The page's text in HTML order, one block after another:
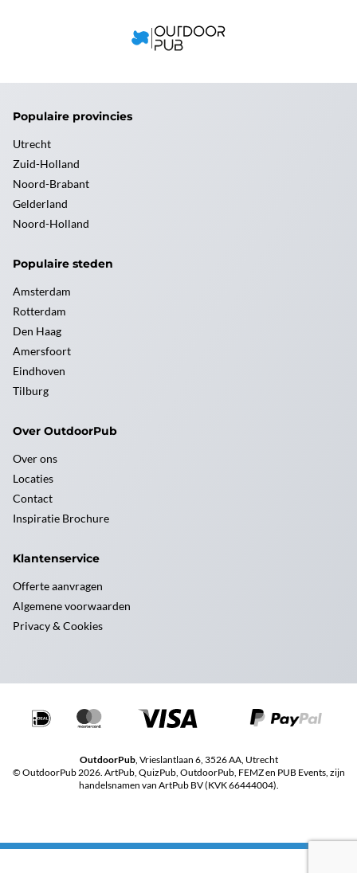
Populaire provincies
Utrecht
Zuid-Holland
Noord-Brabant
Gelderland
Noord-Holland
Populaire steden
Amsterdam
Rotterdam
Den Haag
Amersfoort
Eindhoven
Tilburg
Over OutdoorPub
Over ons
Locaties
Contact
Inspiratie Brochure
Klantenservice
Offerte aanvragen
Algemene voorwaarden
Privacy & Cookies
OutdoorPub, Vrieslantlaan 6, 3526 AA, Utrecht
© OutdoorPub 2026. ArtPub, QuizPub, OutdoorPub, FEMZ en PUB Events, zijn
handelsnamen van ArtPub BV (KVK 66444004).